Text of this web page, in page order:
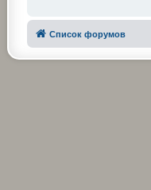
Список форумов